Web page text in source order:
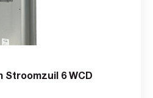
Stroomzuil 6 WCD